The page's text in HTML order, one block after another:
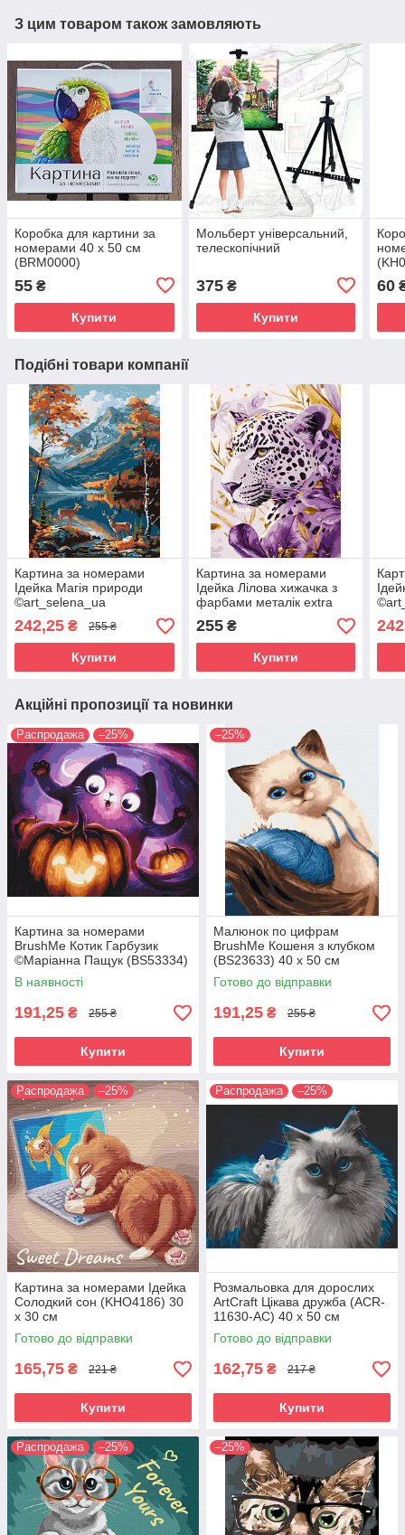
З цим товаром також замовляють
Коробка для картини за
номерами 40 х 50 см
(BRM0000)
55 ₴
Купити
Мольберт універсальний,
телескопічний
375₴
Купити
60
Подібні товари компанії
Картина за номерами
Ідейка Магія природи
©art_selena_ua
(KHO6644) 30 х 40 см
242,25 ₴ 255 ₴
Купити
Картина за номерами
Ідейка Лілова хижачка з
фарбами металік extra
©art_selena_ua
(KHO6728) 30 х 40 см
255₴
Купити
Акційні пропозиції та новинки
Распродажа –25%
Картина за номерами
BrushMe Котик Гарбузик
©Маріанна Пащук (BS53334)
40 х 50 см
В наявності
191,25 ₴ 255 ₴
Купити
–25%
Малюнок по цифрам
BrushMe Кошеня з клубком
(BS23633) 40 х 50 см
Готово до відправки
191,25 ₴ 255 ₴
Купити
Распродажа –25%
Картина за номерами Ідейка
Солодкий сон (KHO4186) 30
х 30 см
Готово до відправки
165,75 ₴ 221 ₴
Купити
Распродажа –25%
Розмальовка для дорослих
ArtCraft Цікава дружба (ACR-
11630-AC) 40 х 50 см
Готово до відправки
162,75 ₴ 217 ₴
Купити
Распродажа –25% –25%